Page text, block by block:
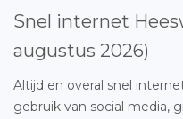
Snel internet
augustus 2026)
Altijd en overal snel
gebruik van social media,